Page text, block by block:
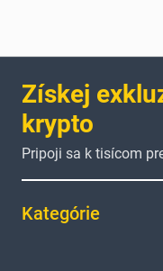
Získej
krypto
Pripoji sa k tisícom
Kategórie